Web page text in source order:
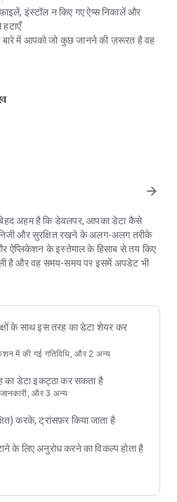
फ़ाइलें, इंस्टॉल न किए गए ऐप्स निकालें और
हटाएँ
में आपको जो कुछ जानने की ज़रूरत है वह
एप्लिकेशन और क्लीनअप उपकरण है जो
की पहचान कर सकता है जो आपकी
कम कर देते हैं या बहुत अधिक संग्रहण
या उपयोग पर आधारित ऐप्स का
ढूँढें
पहचाने गए फ़ोटो को हटाना चाहते हैं या
को साफ़ करें
विश्लेषण करें
के लिए अधिक संग्रहण स्थान रिक्त
terms
arrow_forward
बेहद अहम है कि डेवलपर, आपका डेटा कैसे
और सुरक्षित रखने के अलग-अलग तरीके
ऐप्लिकेशन के इस्तेमाल के हिसाब से तय किए
है और वह समय-समय पर इसमें अपडेट भी
के साथ इस तरह का डेटा शेयर कर
में की गई गतिविधि, और 2 अन्य
का डेटा इकट्ठा कर सकता है
और 3 अन्य
करके, ट्रांसफ़र किया जाता है
के लिए अनुरोध करने का विकल्प होता है